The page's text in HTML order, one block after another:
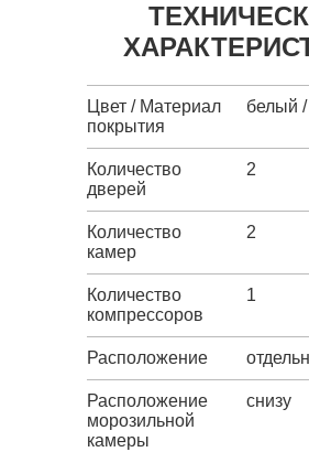
Цвет / Материал
покрытия
белый /
Количество
дверей
2
Количество
камер
2
Количество
компрессоров
1
Расположение
Расположение
морозильной
камеры
снизу